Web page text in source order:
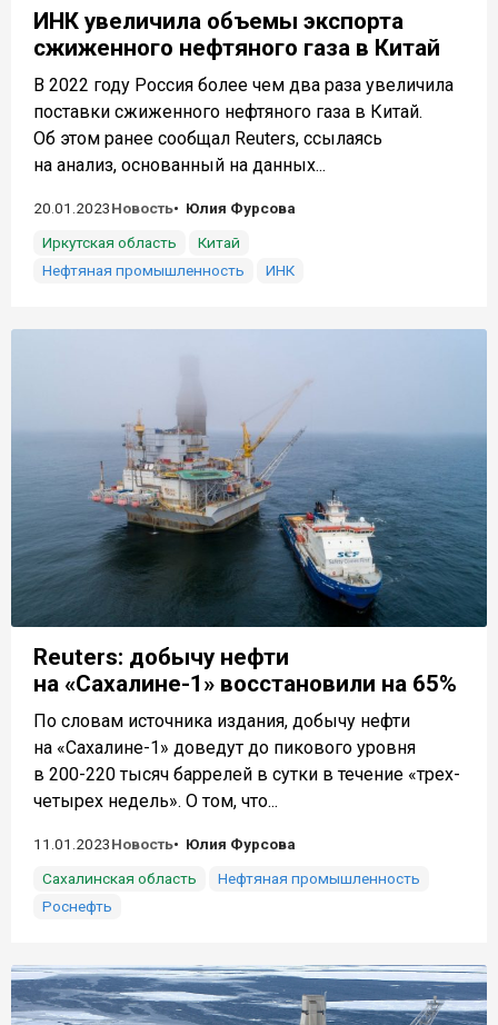
ИНК увеличила объемы экспорта
сжиженного нефтяного газа в Китай
В 2022 году Россия более чем два раза увеличила
поставки сжиженного нефтяного газа в Китай.
Об этом ранее сообщал Reuters, ссылаясь
на анализ, основанный на данных...
20.01.2023Новость
Юлия Фурсова
Иркутская область
Китай
Нефтяная промышленность
ИНК
Reuters: добычу нефти
на «Сахалине-1» восстановили на 65%
По словам источника издания, добычу нефти
на «Сахалине-1» доведут до пикового уровня
в 200-220 тысяч баррелей в сутки в течение «трех-
четырех недель». О том, что...
11.01.2023Новость
Юлия Фурсова
Сахалинская область
Нефтяная промышленность
Роснефть